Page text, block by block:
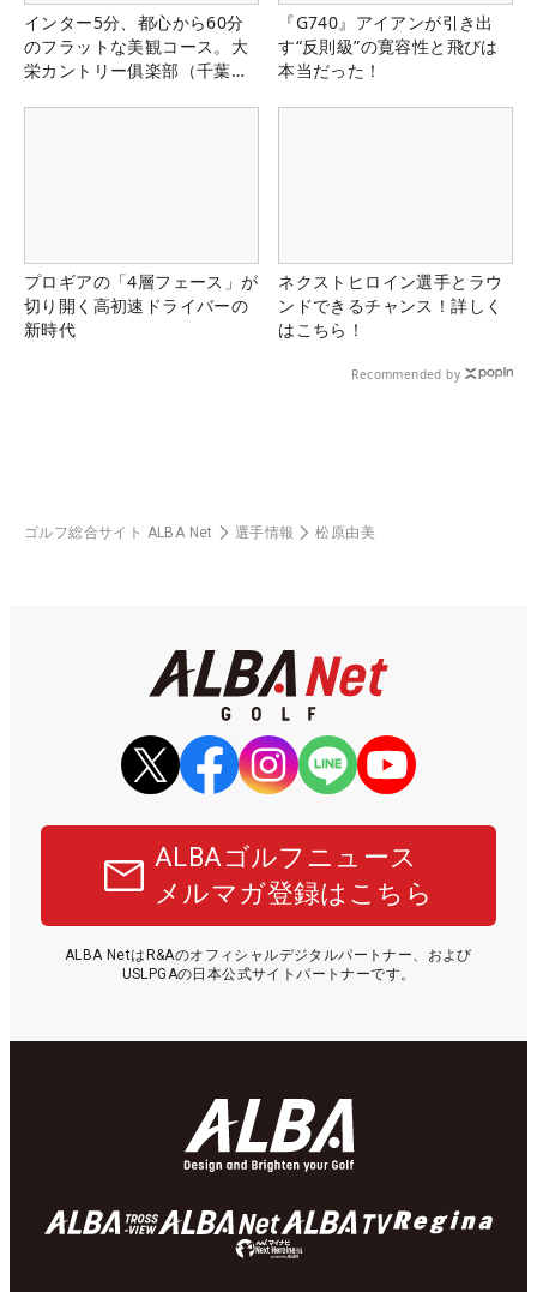
インター5分、都心から60分
のフラットな美観コース。大
栄カントリー俱楽部（千葉
『G740』アイアンが引き出
す“反則級”の寛容性と飛びは
本当だった！
プロギアの「4層フェース」が
切り開く高初速ドライバーの
新時代
ネクストヒロイン選手とラウ
ンドできるチャンス！詳しく
はこちら！
Recommended by
ゴルフ総合サイト ALBA Net 選手情報 松原由美
ALBAゴルフニュース
メルマガ登録はこちら
ALBA NetはR&Aのオフィシャルデジタルパートナー、および
USLPGAの日本公式サイトパートナーです。